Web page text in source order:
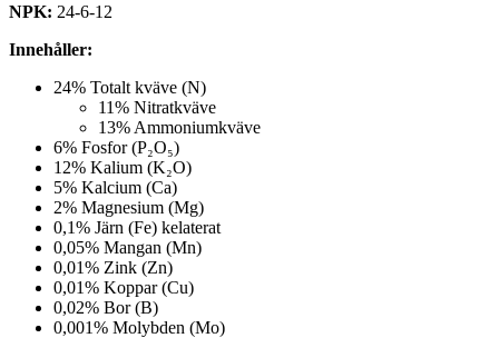
NPK: 24-6-12
Innehåller:
24% Totalt kväve (N)
11% Nitratkväve
13% Ammoniumkväve
6% Fosfor (P₂O₅)
12% Kalium (K₂O)
5% Kalcium (Ca)
2% Magnesium (Mg)
0,1% Järn (Fe) kelaterat
0,05% Mangan (Mn)
0,01% Zink (Zn)
0,01% Koppar (Cu)
0,02% Bor (B)
0,001% Molybden (Mo)